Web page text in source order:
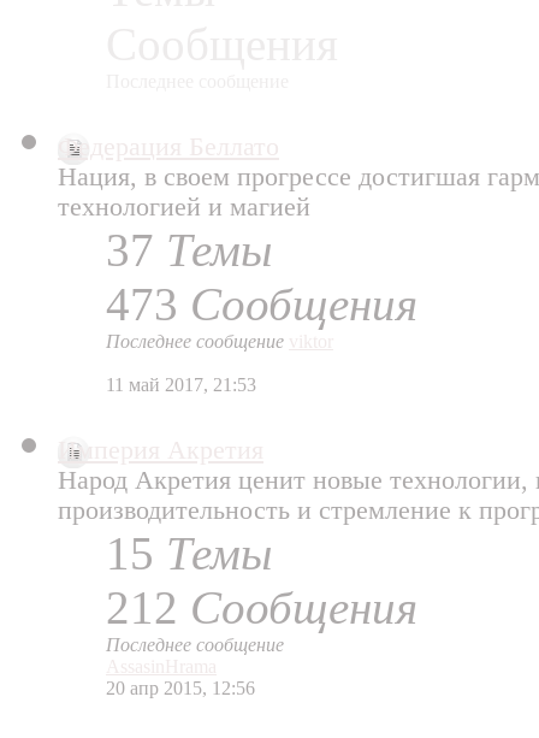
Федерация Беллато
Нация, в своем прогрессе достигшая
технологией и магией
37 Темы
473 Сообщения
Последнее сообщение
11 май 2017, 21:53
Империя Акретия
Народ Акретия ценит новые
производительность и стремление к
15 Темы
212 Сообщения
Последнее сообщение
20 апр 2015, 12:56